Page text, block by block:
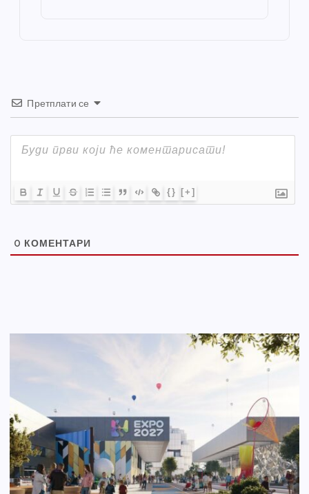
Претплати се
{} [+]
0 КОМЕНТАРИ